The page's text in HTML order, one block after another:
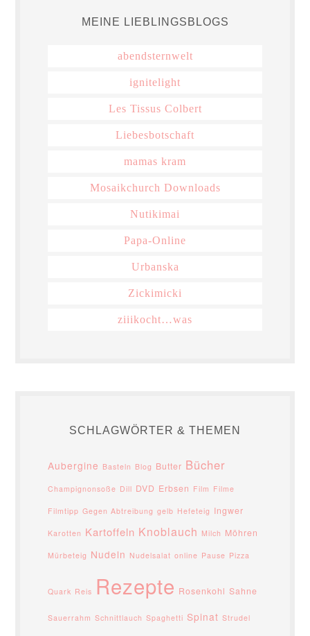
MEINE LIEBLINGSBLOGS
abendsternwelt
ignitelight
Les Tissus Colbert
Liebesbotschaft
mamas kram
Mosaikchurch Downloads
Nutikimai
Papa-Online
Urbanska
Zickimicki
ziiikocht…was
SCHLAGWÖRTER & THEMEN
Aubergine Basteln Blog Butter Bücher
Champignonsoße Dill DVD Erbsen Film Filme
Filmtipp Gegen Abtreibung gelb Hefeteig Ingwer
Karotten Kartoffeln Knoblauch Milch Möhren
Mürbeteig Nudeln Nudelsalat online Pause Pizza
Quark Reis Rezepte Rosenkohl Sahne
Sauerrahm Schnittlauch Spaghetti Spinat Strudel